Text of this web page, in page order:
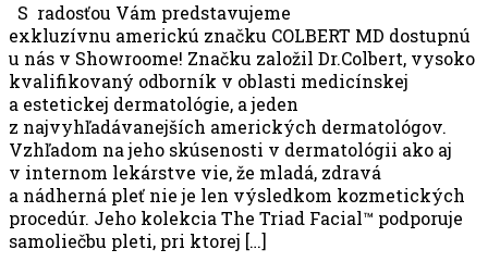
S radosťou Vám predstavujeme
exkluzívnu americkú značku COLBERT MD dostupnú
u nás v Showroome! Značku založil Dr.Colbert, vysoko
kvalifikovaný odborník v oblasti medicínskej
a estetickej dermatológie, a jeden
z najvyhľadávanejších amerických dermatológov.
Vzhľadom na jeho skúsenosti v dermatológii ako aj
v internom lekárstve vie, že mladá, zdravá
a nádherná pleť nie je len výsledkom kozmetických
procedúr. Jeho kolekcia The Triad Facial™ podporuje
samoliečbu pleti, pri ktorej […]